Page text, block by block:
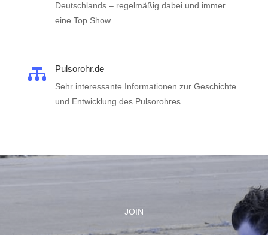
Deutschlands – regelmäßig dabei und immer
eine Top Show
 Pulsorohr.de
Sehr interessante Informationen zur Geschichte
und Entwicklung des Pulsorohres.
JOIN